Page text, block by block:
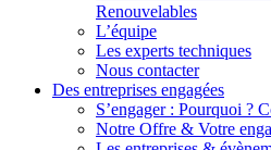
Renouvelables
L’équipe
Les experts techniques
Nous contacter
Des entreprises engagées
S’engager : Pourquoi ?
Notre Offre & Votre